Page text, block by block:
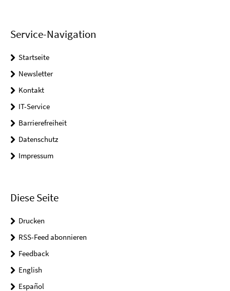
Service-Navigation
Startseite
Newsletter
Kontakt
IT-Service
Barrierefreiheit
Datenschutz
Impressum
Diese Seite
Drucken
RSS-Feed abonnieren
Feedback
English
Español